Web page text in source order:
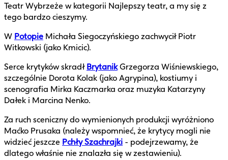
Teatr Wybrzeże w kategorii Najlepszy teatr, a my się z
tego bardzo cieszymy.
W Potopie Michała Siegoczyńskiego zachwycił Piotr
Witkowski (jako Kmicic).
Serce krytyków skradł BrytanikGrzegorza Wiśniewskiego,
szczególnie Dorota Kolak (jako Agrypina), kostiumy i
scenografia Mirka Kaczmarka oraz muzyka Katarzyny
Dałek i Marcina Nenko.
Za ruch sceniczny do wymienionych produkcji wyróżniono
Maćko Prusaka (należy wspomnieć, że krytycy mogli nie
widzieć jeszcze Pchły Szachrajki - podejrzewamy, że
dlatego właśnie nie znalazła się w zestawieniu).